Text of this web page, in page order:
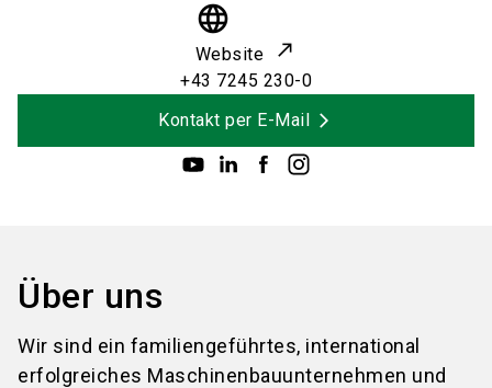
language
Website
+43 7245 230-0
Kontakt per E-Mail
Über uns
Wir sind ein familiengeführtes, international
erfolgreiches Maschinenbauunternehmen und